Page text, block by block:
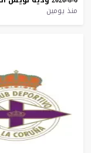
منذ يومين